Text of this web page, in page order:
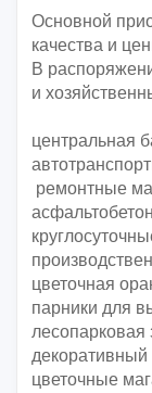
Основной
качества и
В
и
центральная
ремонтные
цветочная
парники для
лесопарковая
декоративный
цветочные